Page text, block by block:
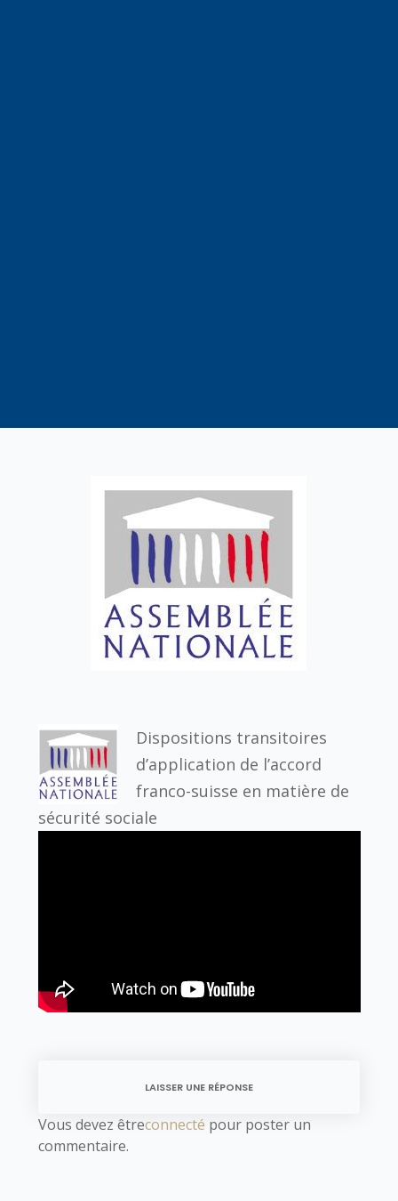
Dispositions transitoires
d’application de l’accord
franco-suisse en matière de
sécurité sociale
LAISSER UNE RÉPONSE
Vous devez êtreconnecté pour poster un
commentaire.